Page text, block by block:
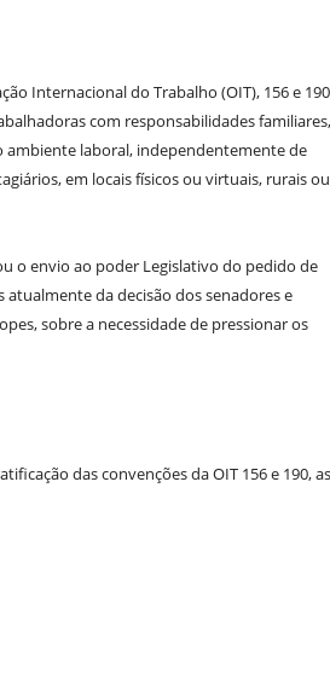
Internacional do Trabalho (OIT), 156 e
com responsabilidades familiares,
ambiente laboral, independentemente de
em locais físicos ou virtuais, rurais ou
o envio ao poder Legislativo do pedido de
da decisão dos senadores e
sobre a necessidade de pressionar os
das convenções da OIT 156 e 190, as